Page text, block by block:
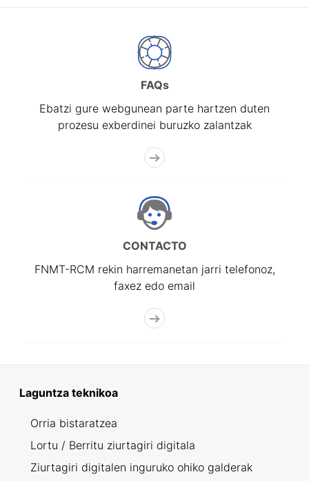
FAQs
Ebatzi gure webgunean parte hartzen duten
prozesu exberdinei buruzko zalantzak
CONTACTO
FNMT-RCM rekin harremanetan jarri telefonoz,
faxez edo email
Laguntza teknikoa
Orria bistaratzea
Lortu / Berritu ziurtagiri digitala
Ziurtagiri digitalen inguruko ohiko galderak